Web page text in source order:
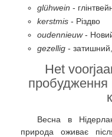
glühwein -
kerstmis - Різдво
oudennieuw-
gezellig -
Het
пробудження
Весна в
природа оживає